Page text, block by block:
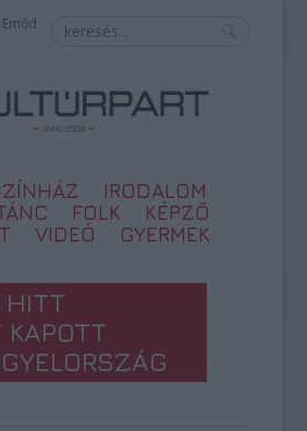
IRODALOM
FOLK
KÉPZŐ
VIDEÓ GYERMEK
HITT
KAPOTT